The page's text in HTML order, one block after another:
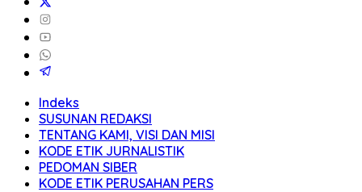
Indeks
SUSUNAN REDAKSI
TENTANG KAMI, VISI DAN MISI
KODE ETIK JURNALISTIK
PEDOMAN SIBER
KODE ETIK PERUSAHAN PERS